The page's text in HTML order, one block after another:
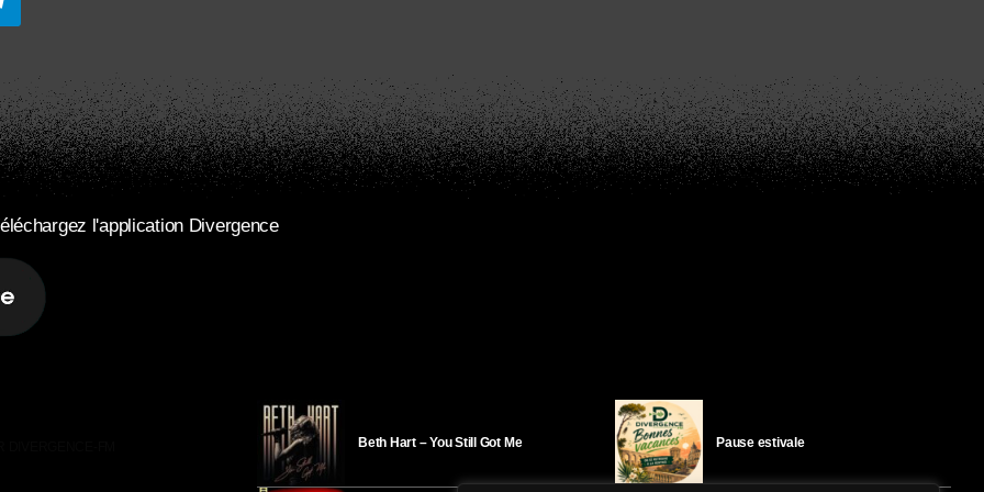
l'application Divergence
Beth Hart – You Still Got Me Pause estivale